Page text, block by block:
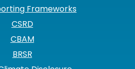
Frameworks
CSRD
CBAM
BRSR